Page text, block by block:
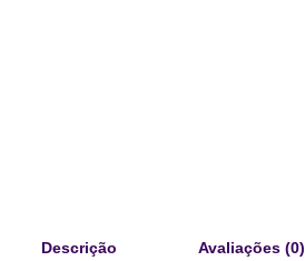
Descrição Avaliações (0)